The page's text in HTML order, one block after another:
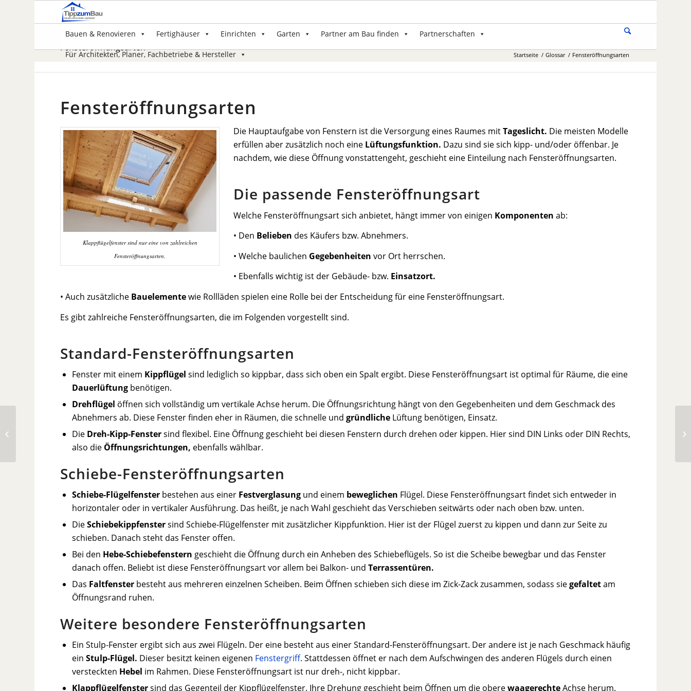
Bauen & Renovieren Fertighäuser Einrichten Garten Partner am Bau finden Partnerschaften
Für Architekten, Planer, Fachbetriebe & Hersteller
Fensteröffnungsarten
Startseite / Glossar / Fensteröffnungsarten
Fensteröffnungsarten
Klappflügelfenster sind nur eine von zahlreichen
Fensteröffnungsarten.
Die Hauptaufgabe von Fenstern ist die Versorgung eines Raumes mitTageslicht. Die meisten Modelle
erfüllen aber zusätzlich noch eine Lüftungsfunktion. Dazu sind sie sich kipp- und/oder öffenbar. Je
nachdem, wie diese Öffnung vonstattengeht, geschieht eine Einteilung nach Fensteröffnungsarten.
Die passende Fensteröffnungsart
Welche Fensteröffnungsart sich anbietet, hängt immer von einigen Komponenten ab:
• Den Belieben des Käufers bzw. Abnehmers.
• Welche baulichen Gegebenheiten vor Ort herrschen.
• Ebenfalls wichtig ist der Gebäude- bzw. Einsatzort.
• Auch zusätzliche Bauelementewie Rollläden spielen eine Rolle bei der Entscheidung für eine Fensteröffnungsart.
Es gibt zahlreiche Fensteröffnungsarten, die im Folgenden vorgestellt sind.
Standard-Fensteröffnungsarten
Fenster mit einem Kippflügel sind lediglich so kippbar, dass sich oben ein Spalt ergibt. Diese Fensteröffnungsart ist optimal für Räume, die eine
Dauerlüftung benötigen.
Drehflügel öffnen sich vollständig um vertikale Achse herum. Die Öffnungsrichtung hängt von den Gegebenheiten und dem Geschmack des
Abnehmers ab. Diese Fenster finden eher in Räumen, die schnelle undgründliche Lüftung benötigen, Einsatz.
Die Dreh-Kipp-Fenstersind flexibel. Eine Öffnung geschieht bei diesen Fenstern durch drehen oder kippen. Hier sind DIN Links oder DIN Rechts,
also die Öffnungsrichtungen, ebenfalls wählbar.
Schiebe-Fensteröffnungsarten
Schiebe-Flügelfenster bestehen aus einer Festverglasung und einem beweglichen Flügel. Diese Fensteröffnungsart findet sich entweder in
horizontaler oder in vertikaler Ausführung. Das heißt, je nach Wahl geschieht das Verschieben seitwärts oder nach oben bzw. unten.
DieSchiebekippfenstersind Schiebe-Flügelfenster mit zusätzlicher Kippfunktion. Hier ist der Flügel zuerst zu kippen und dann zur Seite zu
schieben. Danach steht das Fenster offen.
Bei den Hebe-Schiebefenstern geschieht die Öffnung durch ein Anheben des Schiebeflügels. So ist die Scheibe bewegbar und das Fenster
danach offen. Beliebt ist diese Fensteröffnungsart vor allem bei Balkon- undTerrassentüren.
Das Faltfenster besteht aus mehreren einzelnen Scheiben. Beim Öffnen schieben sich diese im Zick-Zack zusammen, sodass siegefaltetam
Öffnungsrand ruhen.
Weitere besondere Fensteröffnungsarten
Ein Stulp-Fenster ergibt sich aus zwei Flügeln. Der eine besteht aus einer Standard-Fensteröffnungsart. Der andere ist je nach Geschmack häufig
einStulp-Flügel. Dieser besitzt keinen eigenen Fenstergriff. Stattdessen öffnet er nach dem Aufschwingen des anderen Flügels durch einen
versteckten Hebel im Rahmen. Diese Fensteröffnungsart ist nur dreh-, nicht kippbar.
Klappflügelfenstersind das Gegenteil der Kippflügelfenster. Ihre Drehung geschieht beim Öffnen um die oberewaagerechteAchse herum.
Ausgleichsestrich